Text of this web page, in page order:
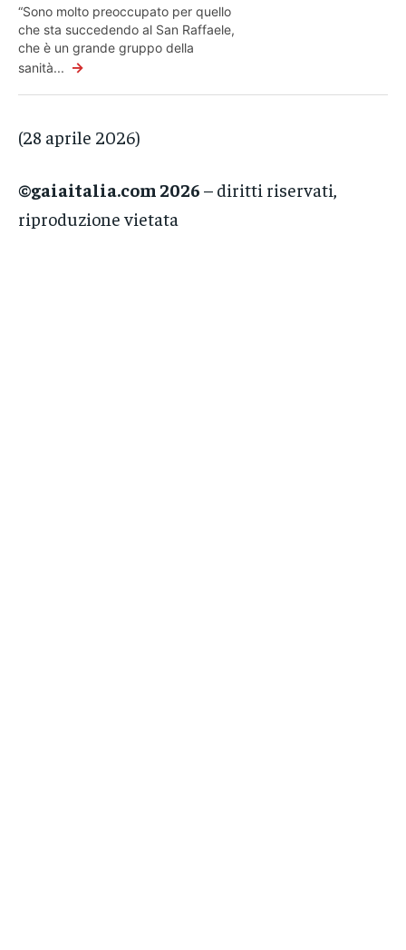
“Sono molto preoccupato per quello
che sta succedendo al San Raffaele,
che è un grande gruppo della
sanità... →
(28 aprile 2026)
©gaiaitalia.com 2026 – diritti riservati,
riproduzione vietata